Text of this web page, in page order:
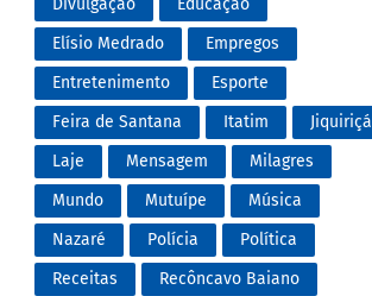
Divulgação
Educação
Elísio Medrado
Empregos
Entretenimento
Esporte
Feira de Santana
Itatim
Jiquiriçá
Laje
Mensagem
Milagres
Mundo
Mutuípe
Música
Nazaré
Polícia
Política
Receitas
Recôncavo Baiano